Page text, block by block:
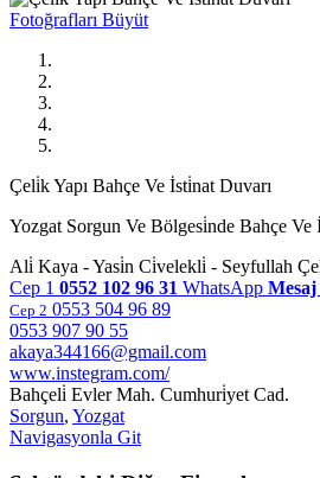
Fotoğrafları Büyüt
Çeli̇k Yapı Bahçe Ve İsti̇nat Duvarı
Yozgat Sorgun Ve Bölgesi̇nde Bahçe Ve
Ali̇ Kaya - Yasi̇n Ci̇velekli̇ - Seyfullah
Cep 1 0552 102 96 31 WhatsApp
Cep 2 0553 504 96 89
0553 907 90 55
akaya344166@gmail.com
www.instegram.com/
Bahçeli̇ Evler Mah. Cumhuri̇yet Cad.
Sorgun, Yozgat
Navigasyonla Git